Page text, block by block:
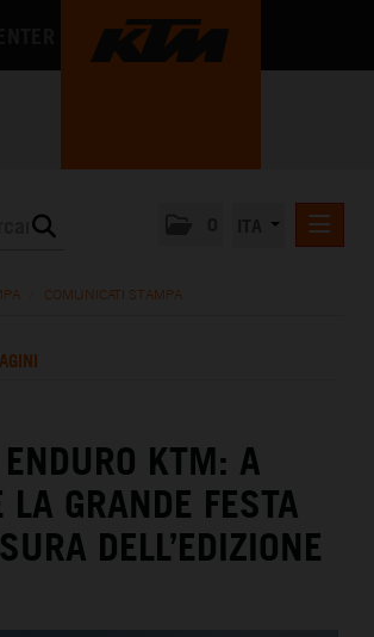
COMUNICATI STAMPA
ENDURO KTM: A
LA GRANDE FESTA
DELL’EDIZIONE